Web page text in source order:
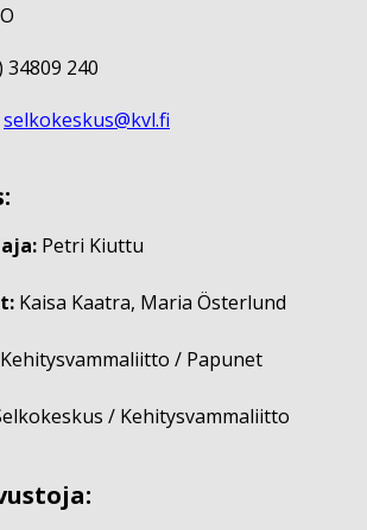
34809 240
selkokeskus@kvl.fi
Petri Kiuttu
Kaisa Kaatra, Maria Österlund
Kehitysvammaliitto / Papunet
/ Kehitysvammaliitto